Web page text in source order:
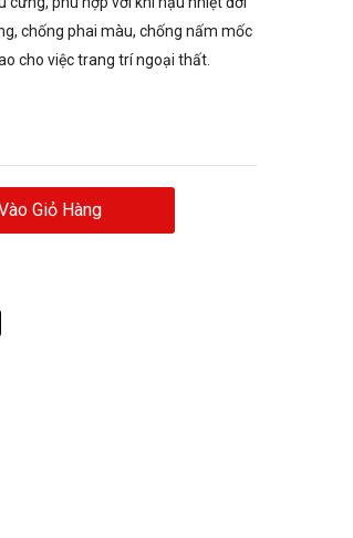
chống phai màu, chống nấm mốc
cho việc trang trí ngoại thất.
Giỏ Hàng